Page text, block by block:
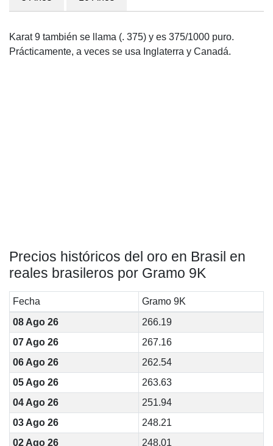
Karat 9 también se llama (. 375) y es 375/1000 puro.
Prácticamente, a veces se usa Inglaterra y Canadá.
Precios históricos del oro en Brasil en
reales brasileros por Gramo 9K
Fecha
Gramo 9K
08 Ago 26
266.19
07 Ago 26
267.16
06 Ago 26
262.54
05 Ago 26
263.63
04 Ago 26
251.94
03 Ago 26
248.21
02 Ago 26
248.01